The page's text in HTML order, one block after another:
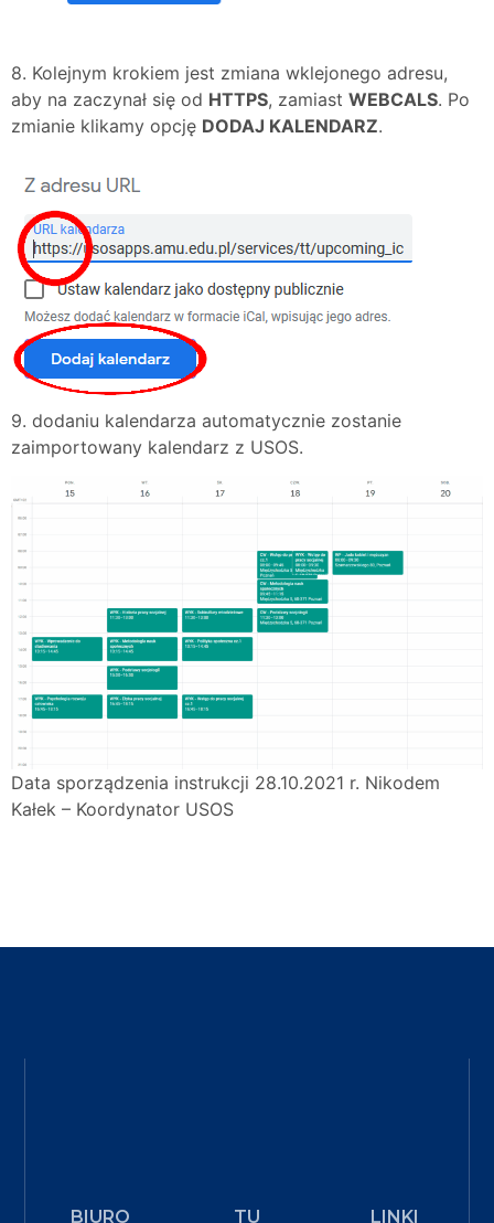
8. Kolejnym krokiem jest zmiana wklejonego adresu,
aby na zaczynał się od HTTPS, zamiast WEBCALS. Po
zmianie klikamy opcję DODAJ KALENDARZ.
9. dodaniu kalendarza automatycznie zostanie
zaimportowany kalendarz z USOS.
Data sporządzenia instrukcji 28.10.2021 r. Nikodem
Kałek – Koordynator USOS
BIURO
TU
LINKI